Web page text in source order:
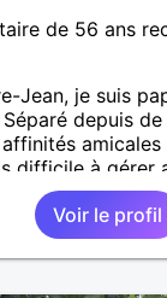
de 56 ans
Jean, je suis
depuis
difficile à gérer
L’amitié reste
yeux mais
puissants. « Le
Voir le profil